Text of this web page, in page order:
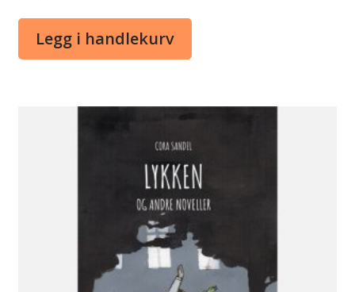
Legg i handlekurv